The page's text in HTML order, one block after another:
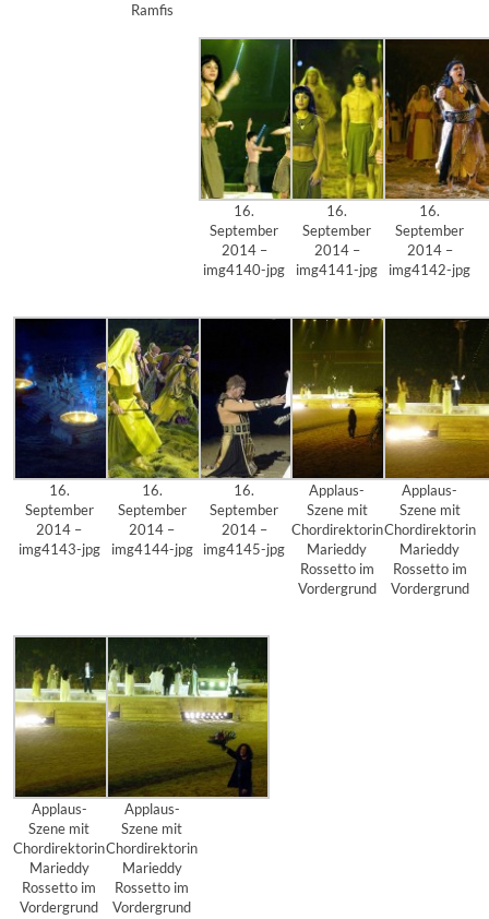
Ramfis
16.
September
2014 –
img4140-jpg
16.
September
2014 –
img4141-jpg
16.
September
2014 –
img4142-jpg
16.
September
2014 –
img4143-jpg
16.
September
2014 –
img4144-jpg
16.
September
2014 –
img4145-jpg
Applaus-
Szene mit
Chordirektorin
Marieddy
Rossetto im
Vordergrund
Applaus-
Szene mit
Chordirektorin
Marieddy
Rossetto im
Vordergrund
Applaus-
Szene mit
Chordirektorin
Marieddy
Rossetto im
Vordergrund
Applaus-
Szene mit
Chordirektorin
Marieddy
Rossetto im
Vordergrund